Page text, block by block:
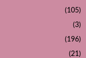
(105)
(3)
(196)
(21)